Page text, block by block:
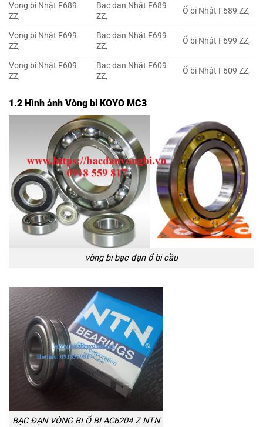
Vong bi Nhật F689
ZZ,
Bac dan Nhật F689
ZZ,
Ổ bi Nhật F689 ZZ,
Vong bi Nhật F699
ZZ,
Bac dan Nhật F699
ZZ,
Ổ bi Nhật F699 ZZ,
Vong bi Nhật F609
ZZ,
Bac dan Nhật F609
ZZ,
Ổ bi Nhật F609 ZZ,
1.2 Hình ảnh Vòng bi KOYO MC3
vòng bi bạc đạn ổ bi cầu
BẠC ĐẠN VÒNG BI Ổ BI AC6204 Z NTN